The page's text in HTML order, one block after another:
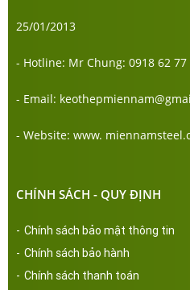
25/01/2013
- Hotline: Mr Chung: 0918 62 77
- Email:
- Website: www.
CHÍNH SÁCH - QUY ĐỊNH
- Chính sách bảo mật thông tin
- Chính sách bảo hành
- Chính sách thanh toán